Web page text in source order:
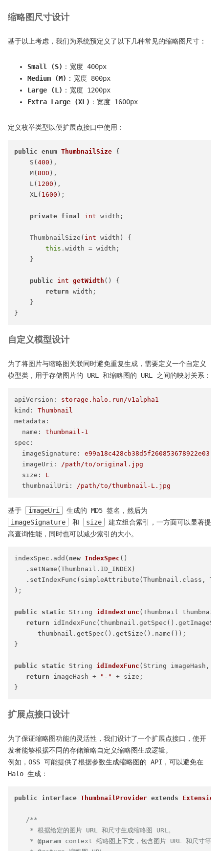
缩略图尺寸设计
基于以上考虑，我们为系统预定义了以下几种常见的缩略图尺寸：
Small (S) ：宽度 400px
Medium (M) ：宽度 800px
Large (L) ：宽度 1200px
Extra Large (XL) ：宽度 1600px
定义枚举类型以便扩展点接口中使用：
public enum ThumbnailSize {
    S(
400 ),
    M(
800 ),
    L(
1200 ),
    XL(
1600 );
private final int width;
    ThumbnailSize(
int width) {
this .width = width;
    }
public int getWidth ()
{
return width;
    }
自定义模型设计
为了将图片与缩略图关联同时避免重复生成，需要定义一个自定义
模型类，用于存储图片的 URL 和缩略图的 URL 之间的映射关系：
apiVersion:
storage.halo.run/v1alpha1
kind:
Thumbnail
metadata:
name:
thumbnail-1
spec:
imageSignature:
e99a18c428cb38d5f260853678922e03
imageUri:
/path/to/original.jpg
size:
L
thumbnailUri:
/path/to/thumbnail-L.jpg
基于 imageUri
生成的 MD5 签名，然后为
imageSignature
和 size
建立组合索引，一方面可以显著提
高查询性能，同时也可以减少索引的大小。
indexSpec.add( new IndexSpec ()
   .setName(Thumbnail.ID_INDEX)
.setIndexFunc(simpleAttribute(Thumbnail.class,
);
public static String idIndexFunc (Thumbnail
return
      thumbnail.getSpec().getSize().name());
}
public static String idIndexFunc (String imageHash,
return imageHash + "-"
+ size;
扩展点接口设计
为了保证缩略图功能的灵活性，我们设计了一个扩展点接口，使开
发者能够根据不同的存储策略自定义缩略图生成逻辑。
例如，OSS 可能提供了根据参数生成缩略图的 API，可以避免在
Halo 生成：
public interface ThumbnailProvider extends
/**
    * 根据给定的图片 URL 和尺寸生成缩略图 URL。
    *
@param context 缩略图上下文，包含图片 URL 和尺寸等信